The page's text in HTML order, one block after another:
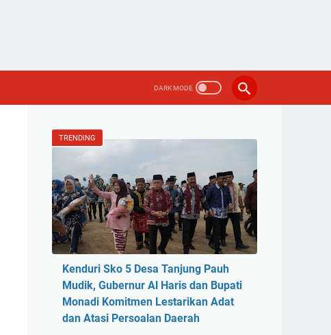
TRENDING
Kenduri Sko 5 Desa Tanjung Pauh
Mudik, Gubernur Al Haris dan Bupati
Monadi Komitmen Lestarikan Adat
dan Atasi Persoalan Daerah